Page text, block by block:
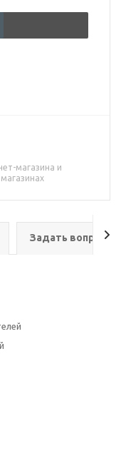
магазина и
Задать вопрос